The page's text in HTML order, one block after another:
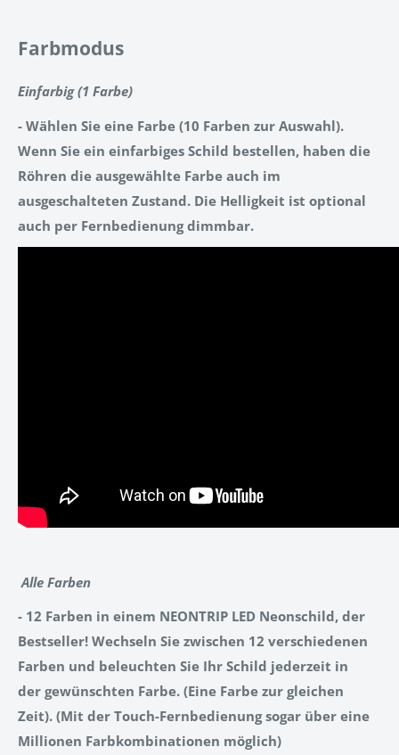
Farbmodus
Einfarbig (1 Farbe)
- Wählen Sie eine Farbe (10 Farben zur Auswahl).
Wenn Sie ein einfarbiges Schild bestellen, haben die
Röhren die ausgewählte Farbe auch im
ausgeschalteten Zustand. Die Helligkeit ist optional
auch per Fernbedienung dimmbar.
Alle Farben
- 12 Farben in einem NEONTRIP LED Neonschild, der
Bestseller! Wechseln Sie zwischen 12 verschiedenen
Farben und beleuchten Sie Ihr Schild jederzeit in
der gewünschten Farbe. (Eine Farbe zur gleichen
Zeit). (Mit der Touch-Fernbedienung sogar über eine
Millionen Farbkombinationen möglich)